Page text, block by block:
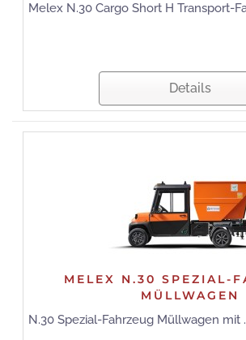
Melex N.30 Cargo Short H Transport-
Details
MELEX N.30 SPEZIAL-
MÜLLWAGEN
N.30 Spezial-Fahrzeug Müllwagen mit